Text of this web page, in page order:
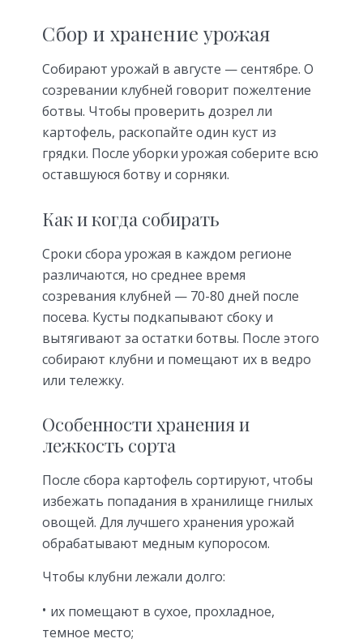
Сбор и хранение урожая
Собирают урожай в августе — сентябре. О
созревании клубней говорит пожелтение
ботвы. Чтобы проверить дозрел ли
картофель, раскопайте один куст из
грядки. После уборки урожая соберите всю
оставшуюся ботву и сорняки.
Как и когда собирать
Сроки сбора урожая в каждом регионе
различаются, но среднее время
созревания клубней — 70-80 дней после
посева. Кусты подкапывают сбоку и
вытягивают за остатки ботвы. После этого
собирают клубни и помещают их в ведро
или тележку.
Особенности хранения и
лежкость сорта
После сбора картофель сортируют, чтобы
избежать попадания в хранилище гнилых
овощей. Для лучшего хранения урожай
обрабатывают медным купоросом.
Чтобы клубни лежали долго:
их помещают в сухое, прохладное,
темное место;